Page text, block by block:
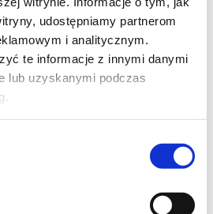
udostępniamy partnerom
i analitycznym.
te informacje z innymi danymi
lub uzyskanymi podczas